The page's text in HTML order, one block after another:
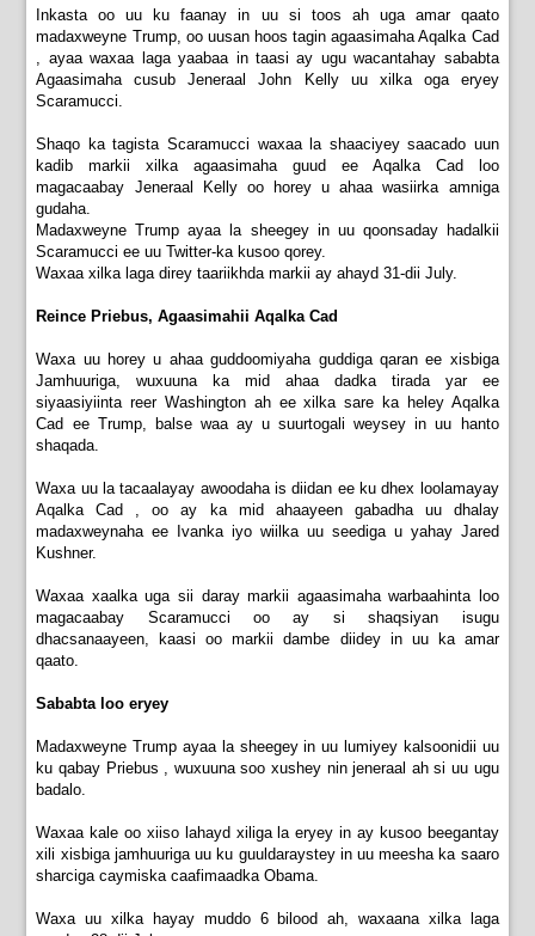
Inkasta oo uu ku faanay in uu si toos ah uga amar qaato
madaxweyne Trump, oo uusan hoos tagin agaasimaha Aqalka Cad
, ayaa waxaa laga yaabaa in taasi ay ugu wacantahay sababta
Agaasimaha cusub Jeneraal John Kelly uu xilka oga eryey
Scaramucci.
Shaqo ka tagista Scaramucci waxaa la shaaciyey saacado uun
kadib markii xilka agaasimaha guud ee Aqalka Cad loo
magacaabay Jeneraal Kelly oo horey u ahaa wasiirka amniga
gudaha.
Madaxweyne Trump ayaa la sheegey in uu qoonsaday hadalkii
Scaramucci ee uu Twitter-ka kusoo qorey.
Waxaa xilka laga direy taariikhda markii ay ahayd 31-dii July.
Reince Priebus, Agaasimahii Aqalka Cad
Waxa uu horey u ahaa guddoomiyaha guddiga qaran ee xisbiga
Jamhuuriga, wuxuuna ka mid ahaa dadka tirada yar ee
siyaasiyiinta reer Washington ah ee xilka sare ka heley Aqalka
Cad ee Trump, balse waa ay u suurtogali weysey in uu hanto
shaqada.
Waxa uu la tacaalayay awoodaha is diidan ee ku dhex loolamayay
Aqalka Cad , oo ay ka mid ahaayeen gabadha uu dhalay
madaxweynaha ee Ivanka iyo wiilka uu seediga u yahay Jared
Kushner.
Waxaa xaalka uga sii daray markii agaasimaha warbaahinta loo
magacaabay Scaramucci oo ay si shaqsiyan isugu
dhacsanaayeen, kaasi oo markii dambe diidey in uu ka amar
qaato.
Sababta loo eryey
Madaxweyne Trump ayaa la sheegey in uu lumiyey kalsoonidii uu
ku qabay Priebus , wuxuuna soo xushey nin jeneraal ah si uu ugu
badalo.
Waxaa kale oo xiiso lahayd xiliga la eryey in ay kusoo beegantay
xili xisbiga jamhuuriga uu ku guuldaraystey in uu meesha ka saaro
sharciga caymiska caafimaadka Obama.
Waxa uu xilka hayay muddo 6 bilood ah, waxaana xilka laga